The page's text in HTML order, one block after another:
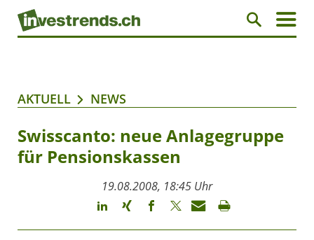
AKTUELL NEWS
Swisscanto: neue Anlagegruppe
für Pensionskassen
19.08.2008, 18:45 Uhr